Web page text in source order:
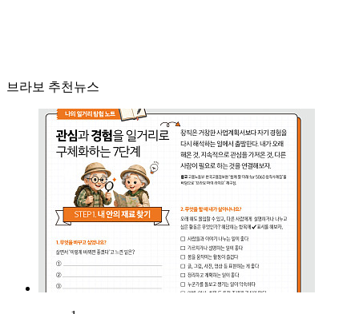
브라보 추천뉴스